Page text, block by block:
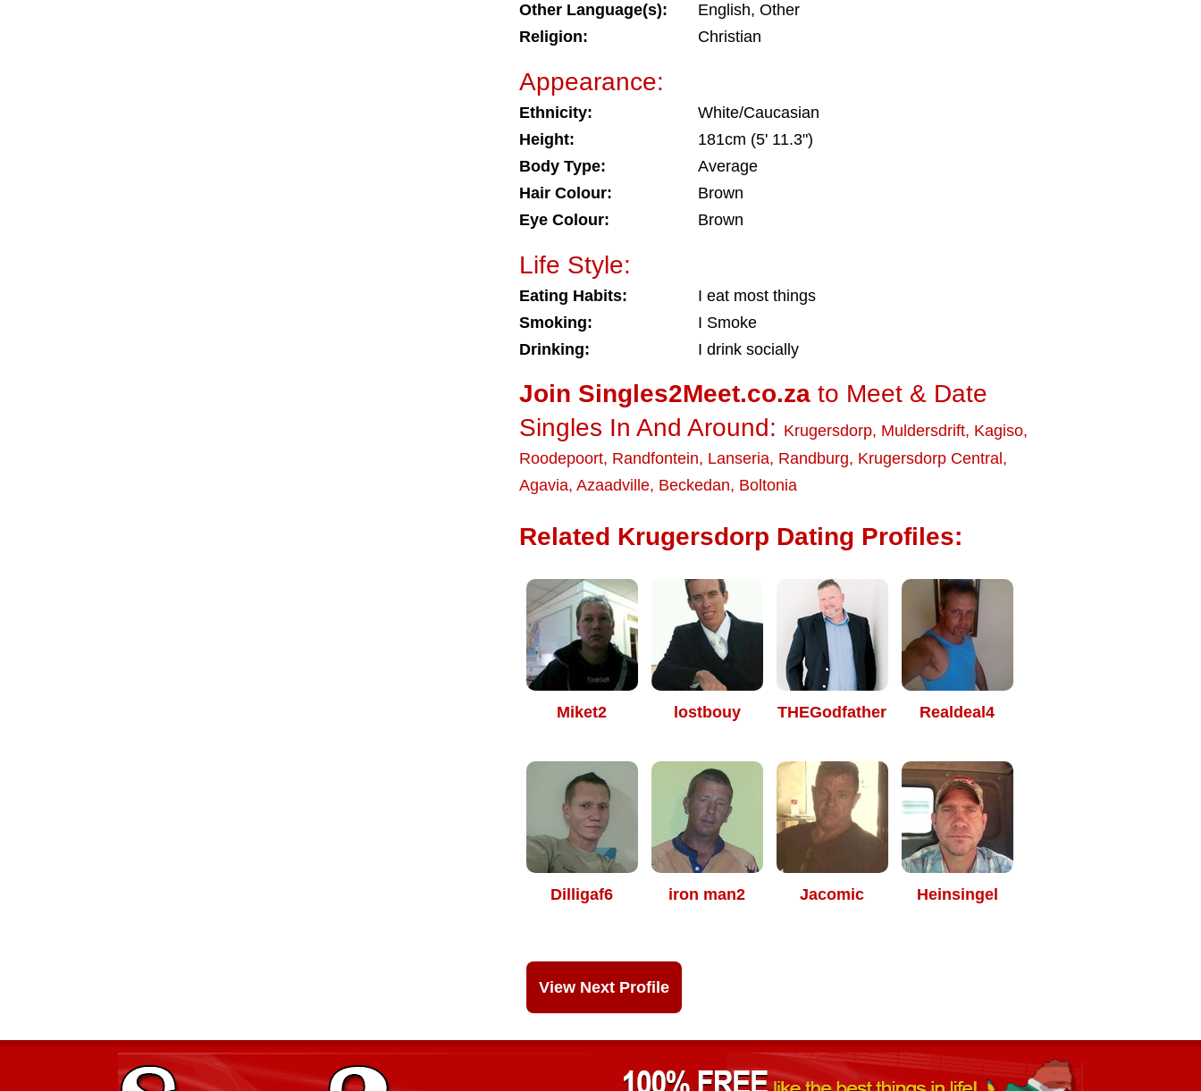
Other Language(s):
English, Other
Religion:
Christian
Appearance:
Ethnicity:
White/Caucasian
Height:
181cm (5' 11.3")
Body Type:
Average
Hair Colour:
Brown
Eye Colour:
Brown
Life Style:
Eating Habits:
I eat most things
Smoking:
I Smoke
Drinking:
I drink socially
Join Singles2Meet.co.za to Meet & Date
Singles In And Around: Krugersdorp, Muldersdrift, Kagiso,
Roodepoort, Randfontein, Lanseria, Randburg, Krugersdorp Central ,
Agavia, Azaadville, Beckedan, Boltonia
Related Krugersdorp Dating Profiles:
Miket2 lostbouy THEGodfather Realdeal4
Dilligaf6 iron man2 Jacomic Heinsingel
View Next Profile